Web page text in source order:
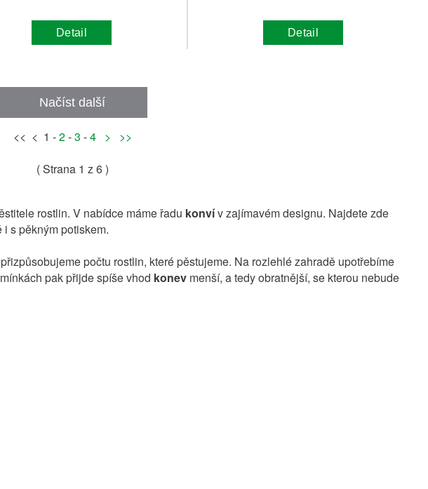
Detail Detail
Načíst další
<< < 1 -2-3 -4 >
>>
( Strana 1 z 6 )
rostlin. V nabídce máme řadu konvív zajímavém designu. Najdete zde
s pěkným potiskem.
počtu rostlin, které pěstujeme. Na rozlehlé zahradě upotřebíme
pak přijde spíše vhod konev menší, a tedy obratnější, se kterou nebude